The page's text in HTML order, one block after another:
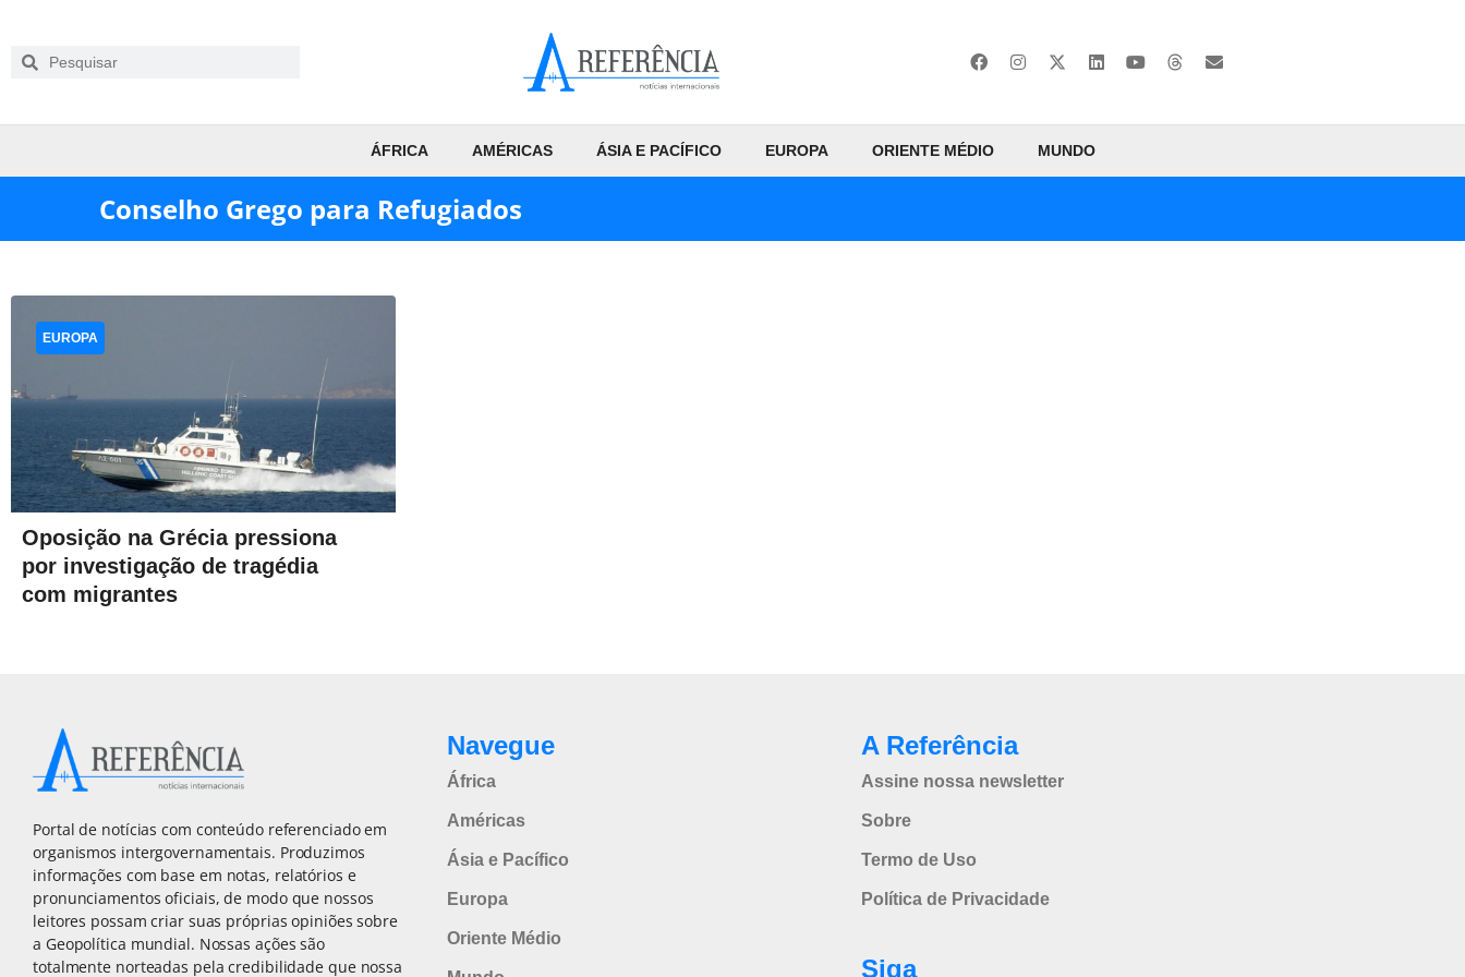
ÁFRICA AMÉRICAS ÁSIA E PACÍFICO EUROPA ORIENTE MÉDIO MUNDO
Conselho Grego para Refugiados
Oposição na Grécia pressiona
por investigação de tragédia
com migrantes
EUROPA
Portal de notícias com conteúdo referenciado em
organismos intergovernamentais. Produzimos
informações com base em notas, relatórios e
pronunciamentos oficiais, de modo que nossos
leitores possam criar suas próprias opiniões sobre
a Geopolítica mundial. Nossas ações são
totalmente norteadas pela credibilidade que nossa
Navegue
África
Américas
Ásia e Pacífico
Europa
Oriente Médio
A Referência
Assine nossa newsletter
Sobre
Termo de Uso
Política de Privacidade
Siga